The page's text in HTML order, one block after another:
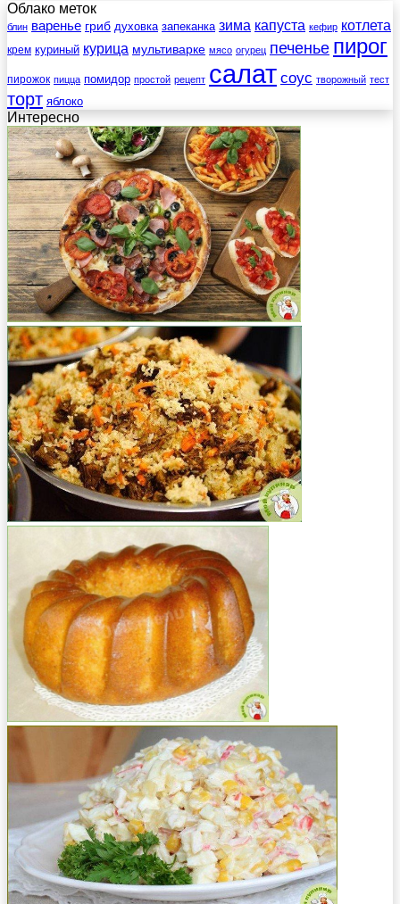
Облако меток
блин варенье гриб духовка запеканка зима капуста кефир котлета
крем куриный курица мультиварке мясо огурец печенье пирог
пирожок пицца помидор простой рецепт салат соус творожный тест
торт яблоко
Интересно